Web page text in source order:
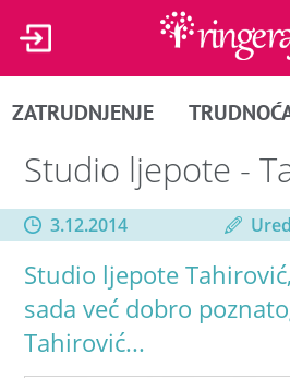
ZATRUDNJENJE
Studio ljepote -
3.12.2014
Studio ljepote
sada već dobro
Tahirović...